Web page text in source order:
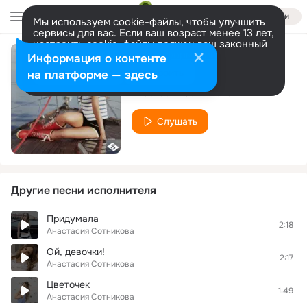
Войти
Мы используем cookie-файлы, чтобы улучшить
сервисы для вас. Если ваш возраст менее 13 лет,
настроить cookie-файлы должен ваш законный
представитель. Больше информации
Разрешить все Настроить
Океанами
Анастасия Сотникова
Слушать
Другие песни исполнителя
Придумала
Анастасия Сотникова
2:18
Ой, девочки!
Анастасия Сотникова
2:17
Цветочек
Анастасия Сотникова
1:49
Информация о контенте
на платформе — здесь